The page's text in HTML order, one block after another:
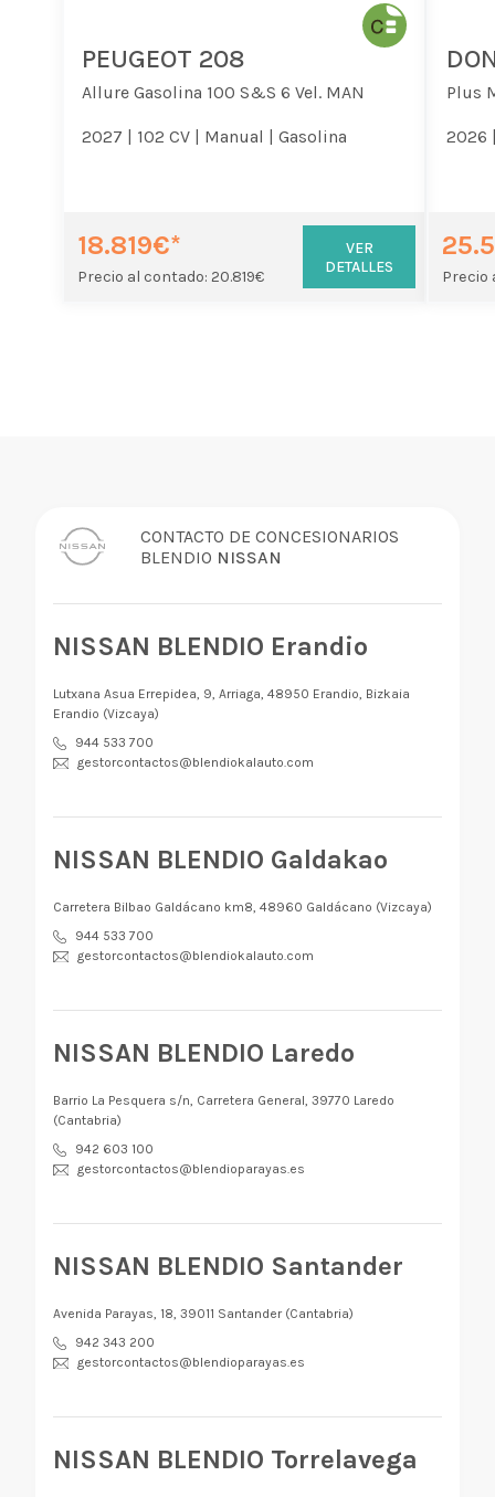
PEUGEOT 208
Allure Gasolina 100 S&S 6 Vel. MAN
2027 | 102 CV | Manual | Gasolina
18.819€*
Precio al contado: 20.819€
VER
DETALLES
Plus
2026
Precio
CONTACTO DE CONCESIONARIOS
BLENDIO NISSAN
NISSAN BLENDIO Erandio
Lutxana Asua Errepidea, 9, Arriaga, 48950 Erandio, Bizkaia
Erandio (Vizcaya)
944 533 700
gestorcontactos@blendiokalauto.com
NISSAN BLENDIO Galdakao
Carretera Bilbao Galdácano km8, 48960 Galdácano (Vizcaya)
944 533 700
gestorcontactos@blendiokalauto.com
NISSAN BLENDIO Laredo
Barrio La Pesquera s/n, Carretera General, 39770 Laredo
(Cantabria)
942 603 100
gestorcontactos@blendioparayas.es
NISSAN BLENDIO Santander
Avenida Parayas, 18, 39011 Santander (Cantabria)
942 343 200
gestorcontactos@blendioparayas.es
NISSAN BLENDIO Torrelavega